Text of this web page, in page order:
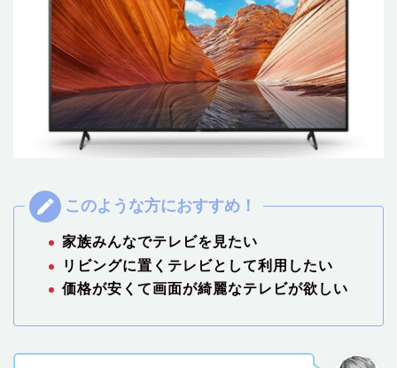
家族みんなでテレビを見たい
リビングに置くテレビとして利用したい
価格が安くて画面が綺麗なテレビが欲しい